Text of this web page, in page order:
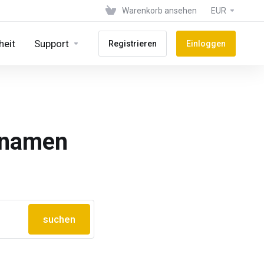
Warenkorb ansehen EUR
Support Registrieren Einloggen